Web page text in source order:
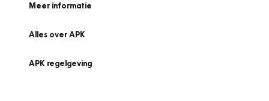
Meer informatie
Alles over APK
APK regelgeving